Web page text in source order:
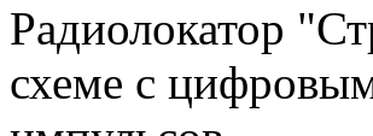
Радиолокатор
схеме с